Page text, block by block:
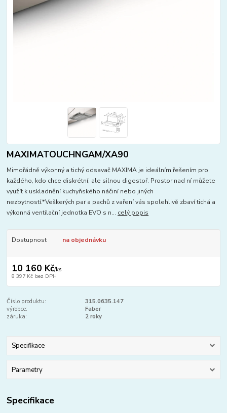
MAXIMATOUCHNGAM/XA90
Mimořádně výkonný a tichý odsavač MAXIMA je ideálním řešením pro
každého, kdo chce diskrétní, ale silnou digestoř. Prostor nad ní můžete
využít k uskladnění kuchyňského náčiní nebo jiných
nezbytností.*Veškerých par a pachů z vaření vás spolehlivě zbaví tichá a
výkonná ventilační jednotka EVO s n... celý popis
Dostupnost na objednávku
10 160 Kč/ks
8 397 Kč bez DPH
Číslo produktu:
315.0635.147
výrobce:
Faber
záruka:
2 roky
Specifikace
Parametry
Specifikace